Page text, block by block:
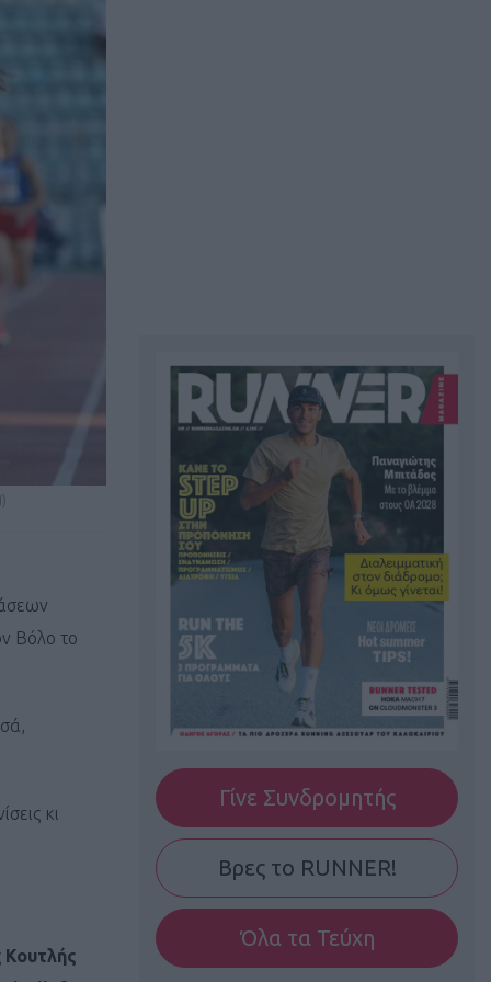
Βόλο το
κι
Κουτλής
Γίνε Συνδρομητής
Βρες το RUNNER!
Όλα τα Τεύχη